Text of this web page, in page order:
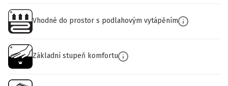
Vhodné do prostor s podlahovým vytápěním
Základní stupeň komfortu